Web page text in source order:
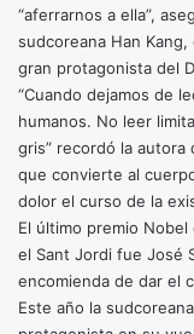
“aferrarnos a ella”,
sudcoreana Han
gran protagonista del
“Cuando dejamos de
humanos. No leer
gris” recordó la autora
que convierte al
dolor el curso de la
El último premio
el Sant Jordi fue José
encomienda de dar el
Este año la